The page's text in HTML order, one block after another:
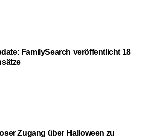
FamilySearch veröffentlicht 18
Zugang über Halloween zu